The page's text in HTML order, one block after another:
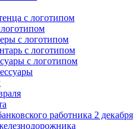
с логотипом
с логотипом
с логотипом
с логотипом
работника 2 декабря